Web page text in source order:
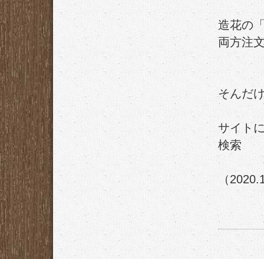
造花の
両方注
そんだ
サイト
検索
（